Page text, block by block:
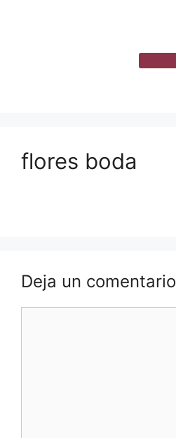
flores boda
Deja un comentario